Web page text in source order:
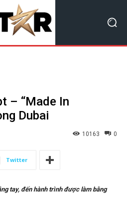
– “Made In
Dubai
0
10163
Twitter
tay, đến hành trình được làm bằng